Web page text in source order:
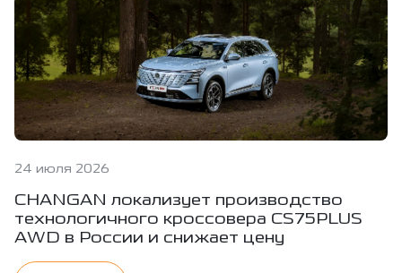
24 июля 2026
CHANGAN локализует производство
технологичного кроссовера CS75PLUS
AWD в России и снижает цену